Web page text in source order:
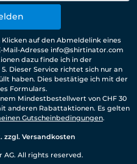
auf den Abmeldelink eines
Adresse info@shirtinator.com
dazu finde ich in der
Dieser Service richtet sich nur an
haben. Dies bestätige ich mit der
Formulars.
Mindestbestellwert von CHF 30
anderen Rabattaktionen. Es gelten
Gutscheinbedingungen.
zzgl. Versandkosten
AG. All rights reserved.